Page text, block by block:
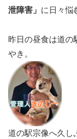
泄障害」 に日々悩
昨日の昼食は道の
やき。
道の駅宗像へ久し